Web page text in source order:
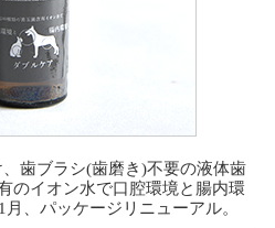
歯ブラシ(歯磨き)不要の液体歯
のイオン水で口腔環境と腸内環
、パッケージリニューアル。